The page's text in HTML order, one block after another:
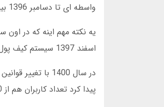
واسطه ای تا دسامبر 1396 بیش از 20 هزار کاربر ثبت نام کردن و جایزه هاشون رو دریافت کردن.
یه نکته مهم اینه که در
اسفند 1397 سیستم کیف پول الکترونیک اضافه شد و این مشکل حل شد.
در سال 1400
پیدا کرد تعداد کاربران هم از 50 هزار به بیش از 300 هزار نفر در دسامبر 2024 رسید.